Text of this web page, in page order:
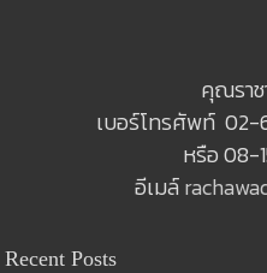
คุณรา
เบอร์โทรศัพท์
หรือ 08-
อีเมล์
Recent Posts